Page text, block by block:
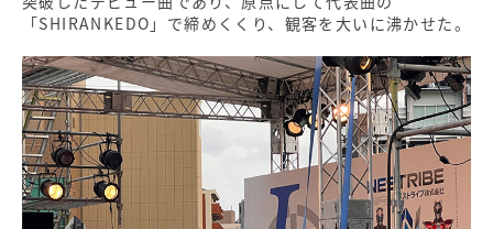
「SHIRANKEDO」で締めくくり、観客を大いに沸かせた。